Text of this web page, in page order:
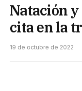
Natación
cita en la
19 de octubre de 2022